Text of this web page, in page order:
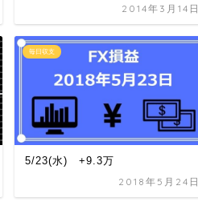
2014年3月14日
毎日収支
5/23(水) +9.3万
2018年5月24日